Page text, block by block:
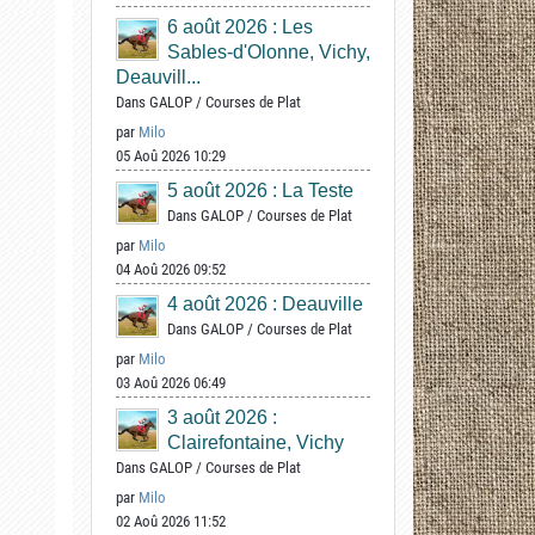
6 août 2026 : Les
Sables-d'Olonne, Vichy,
Deauvill...
Dans GALOP / Courses de Plat
par Milo
05 Aoû 2026 10:29
5 août 2026 : La Teste
Dans GALOP / Courses de Plat
par Milo
04 Aoû 2026 09:52
4 août 2026 : Deauville
Dans GALOP / Courses de Plat
par Milo
03 Aoû 2026 06:49
3 août 2026 :
Clairefontaine, Vichy
Dans GALOP / Courses de Plat
par Milo
02 Aoû 2026 11:52